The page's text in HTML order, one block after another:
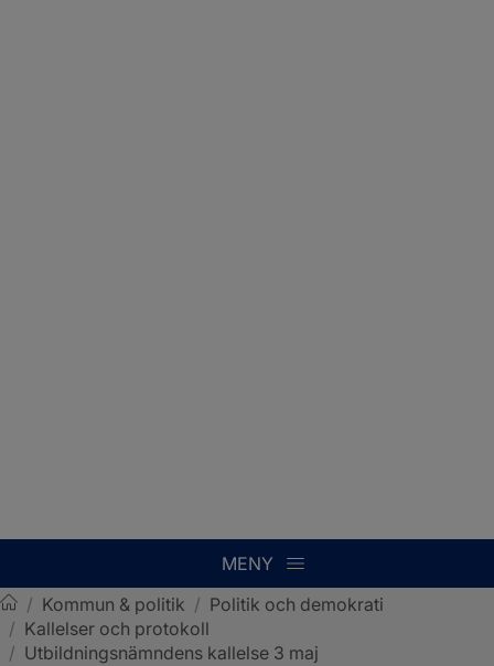
MENY
Sotenäs kommun
/ Kommun & politik / Politik och demokrati
/ Kallelser och protokoll
/ Utbildningsnämndens kallelse 3 maj